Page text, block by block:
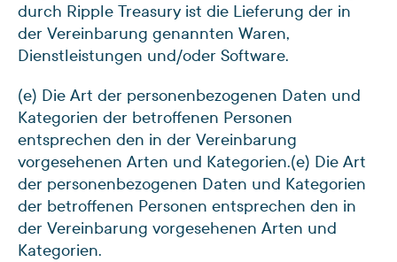
durch Ripple Treasury ist die Lieferung der in
der Vereinbarung genannten Waren,
Dienstleistungen und/oder Software.
(e) Die Art der personenbezogenen Daten und
Kategorien der betroffenen Personen
entsprechen den in der Vereinbarung
vorgesehenen Arten und Kategorien.(e) Die Art
der personenbezogenen Daten und Kategorien
der betroffenen Personen entsprechen den in
der Vereinbarung vorgesehenen Arten und
Kategorien.